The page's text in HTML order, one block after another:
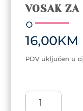
VOSAK ZA
16,00KM
PDV uključen u
Expertia
modelirajući